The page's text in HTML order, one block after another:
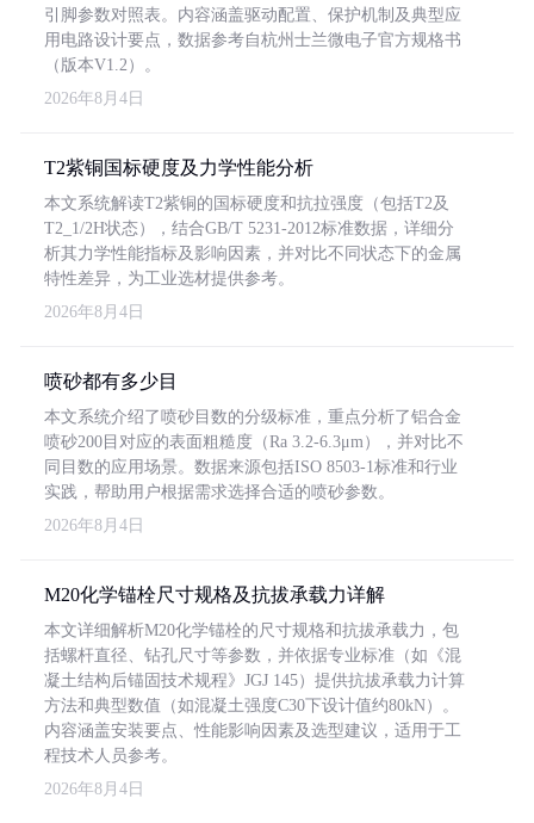
引脚参数对照表。内容涵盖驱动配置、保护机制及典型应
用电路设计要点，数据参考自杭州士兰微电子官方规格书
（版本V1.2）。
2026年8月4日
T2紫铜国标硬度及力学性能分析
本文系统解读T2紫铜的国标硬度和抗拉强度（包括T2及
T2_1/2H状态），结合GB/T 5231-2012标准数据，详细分
析其力学性能指标及影响因素，并对比不同状态下的金属
特性差异，为工业选材提供参考。
2026年8月4日
喷砂都有多少目
本文系统介绍了喷砂目数的分级标准，重点分析了铝合金
喷砂200目对应的表面粗糙度（Ra 3.2-6.3μm），并对比不
同目数的应用场景。数据来源包括ISO 8503-1标准和行业
实践，帮助用户根据需求选择合适的喷砂参数。
2026年8月4日
M20化学锚栓尺寸规格及抗拔承载力详解
本文详细解析M20化学锚栓的尺寸规格和抗拔承载力，包
括螺杆直径、钻孔尺寸等参数，并依据专业标准（如《混
凝土结构后锚固技术规程》JGJ 145）提供抗拔承载力计算
方法和典型数值（如混凝土强度C30下设计值约80kN）。
内容涵盖安装要点、性能影响因素及选型建议，适用于工
程技术人员参考。
2026年8月4日